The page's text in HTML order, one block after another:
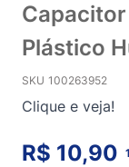
Plástico
SKU 100263952
Clique e veja!
R$ 10,90